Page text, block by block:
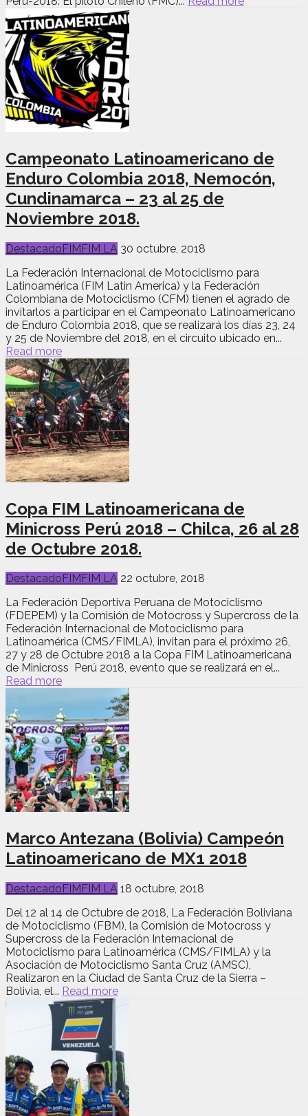
Campeonato Latinoamericano de
Enduro Colombia 2018, Nemocón,
Cundinamarca – 23 al 25 de
Noviembre 2018.
DestacadoFIMFIM LA 30 octubre, 2018
La Federación Internacional de Motociclismo para
Latinoamérica (FIM Latin America) y la Federación
Colombiana de Motociclismo (CFM) tienen el agrado de
invitarlos a participar en el Campeonato Latinoamericano
de Enduro Colombia 2018, que se realizará los días 23, 24
y 25 de Noviembre del 2018, en el circuito ubicado en...
Read more
Copa FIM Latinoamericana de
Minicross Perú 2018 – Chilca, 26 al 28
de Octubre 2018.
Destacado FIM FIM LA 22 octubre, 2018
La Federación Deportiva Peruana de Motociclismo
(FDEPEM) y la Comisión de Motocross y Supercross de la
Federación Internacional de Motociclismo para
Latinoamérica (CMS/FIMLA), invitan para el próximo 26,
27 y 28 de Octubre 2018 a la Copa FIM Latinoamericana
de Minicross Perú 2018, evento que se realizará en el...
Read more
Marco Antezana (Bolivia) Campeón
Latinoamericano de MX1 2018
Destacado FIM FIM LA 18 octubre, 2018
Del 12 al 14 de Octubre de 2018, La Federación Boliviana
de Motociclismo (FBM), la Comisión de Motocross y
Supercross de la Federación Internacional de
Motociclismo para Latinoamérica (CMS/FIMLA) y la
Asociación de Motociclismo Santa Cruz (AMSC),
Realizaron en la Ciudad de Santa Cruz de la Sierra –
Bolivia, el... Read more